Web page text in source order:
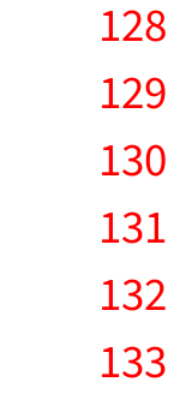
128
129
130
131
132
133